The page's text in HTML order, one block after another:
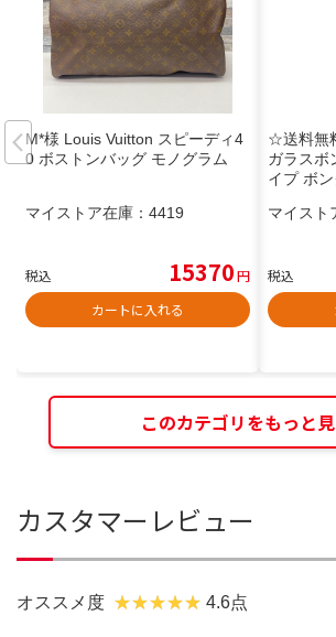
M*様 Louis Vuitton スピーディ4
0 ボストンバッグ モノグラム
マイストア在庫： 4419
税込 15370円
カートに入れる
☆送料無
ガラスボ
イプ ボ
マイスト
税込
このカテゴリをもっと
カスタマーレビュー
オススメ度 4.6点